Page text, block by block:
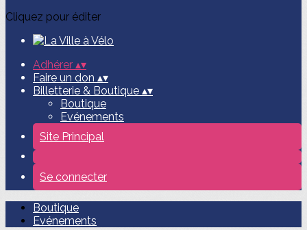
Cliquez pour éditer
Adhérer ▴▾
Faire un don ▴▾
Billetterie & Boutique ▴▾
Boutique
Evénements
Site Principal
Se connecter
Boutique
Evénements